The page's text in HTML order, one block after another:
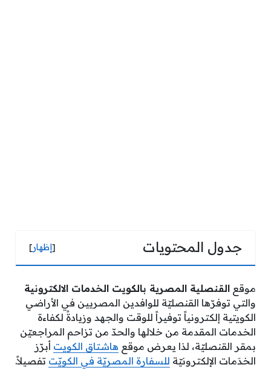
جدول المحتويات [إظهار]
موقع القنصلية المصرية بالكويت الخدمات الالكترونية
والتي توفرّها القنصليّة للوافدين المصريين في الأراضي
الكويتية إلكترونياً توفيراً للوقت والجهد وزيادةً لكفاءة
الخدمات المقدمة من خلالها والحدّ من تزاحم المراجعيّن
بمقر القنصليّة، لذا يعرض موقع هاشتاق الكويت أبرّز
الخدَمات الإلكترونيّة للسفارة المصريّة في الكويّت تفصيلاً.